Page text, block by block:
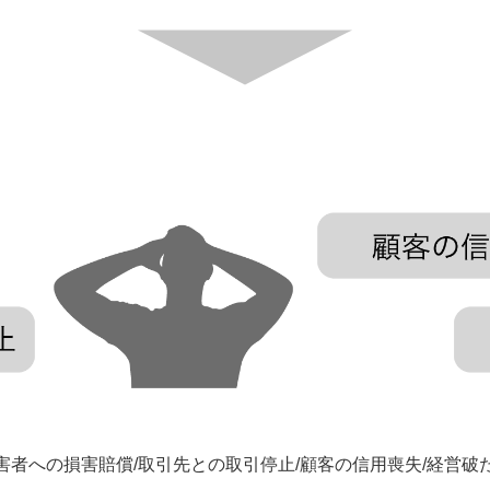
者への損害賠償/取引先との取引停止/顧客の信用喪失/経営破